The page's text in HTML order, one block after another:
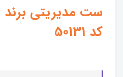
کد 50131